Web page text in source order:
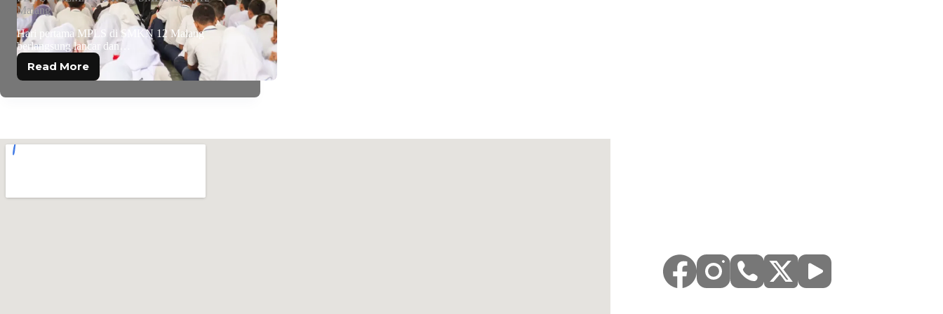
Malang
Hari pertama MPLS di SMKN 12 Malang
berlangsung lancar dan…
Read More